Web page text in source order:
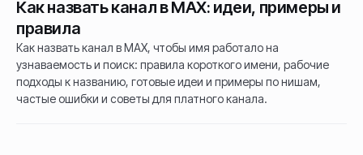
Как назвать канал в MAX: идеи, примеры и
правила
Как назвать канал в MAX, чтобы имя работало на
узнаваемость и поиск: правила короткого имени, рабочие
подходы к названию, готовые идеи и примеры по нишам,
частые ошибки и советы для платного канала.